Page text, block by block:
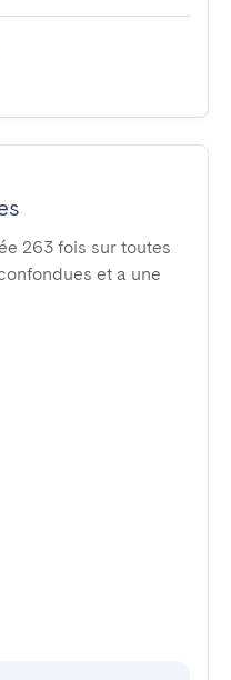
263 fois sur toutes
et a une